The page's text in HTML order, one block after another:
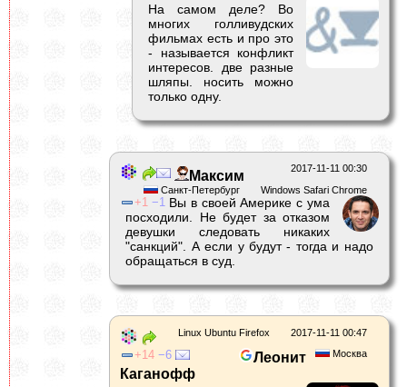
На самом деле? Во
многих голливудских
фильмах есть и про это
- называется конфликт
интересов. две разные
шляпы. носить можно
только одну.
2017-11-11 00:30
Windows Safari Chrome
Санкт-Петербург
1 1
Максим
Вы в своей Америке с ума
посходили. Не будет за отказом
девушки следовать никаких
"санкций". А если у будут - тогда и надо
обращаться в суд.
2017-11-11 00:47
Linux Ubuntu Firefox
Москва
14 6
Леонит
Каганофф